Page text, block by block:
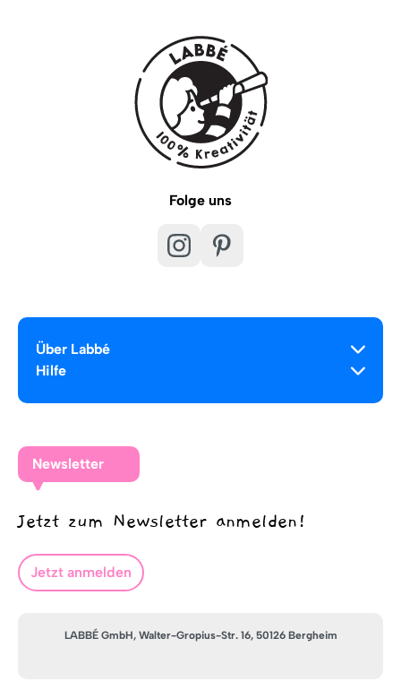
Folge uns
Über Labbé
Hilfe
Newsletter
Jetzt zum Newsletter anmelden!
Jetzt anmelden
LABBÉ GmbH, Walter-Gropius-Str. 16, 50126 Bergheim